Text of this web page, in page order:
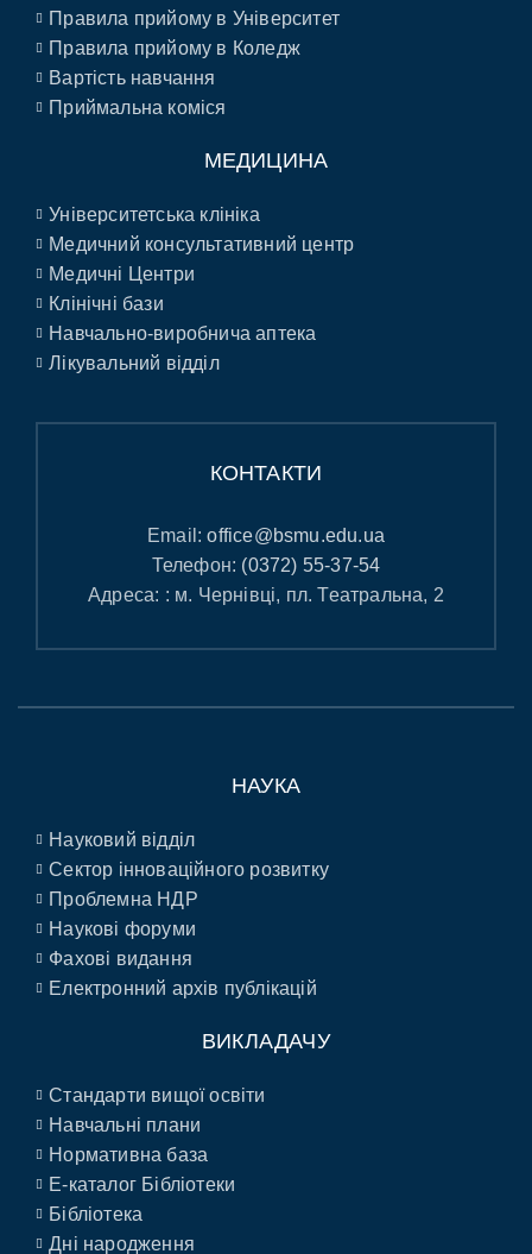
Правила прийому в Університет
Правила прийому в Коледж
Вартість навчання
Приймальна коміся
МЕДИЦИНА
Університетська клініка
Медичний консультативний центр
Медичні Центри
Клінічні бази
Навчально-виробнича аптека
Лікувальний відділ
КОНТАКТИ
Email:office@bsmu.edu.ua
Телефон: (0372) 55-37-54
Адреса: : м. Чернівці, пл. Театральна, 2
НАУКА
Науковий відділ
Сектор інноваційного розвитку
Проблемна НДР
Наукові форуми
Фахові видання
Електронний архів публікацій
ВИКЛАДАЧУ
Стандарти вищої освіти
Навчальні плани
Нормативна база
E-каталог Бібліотеки
Бібліотека
Дні народження